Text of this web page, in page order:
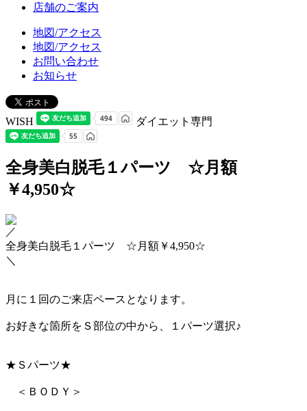
店舗のご案内
地図/アクセス
地図/アクセス
お問い合わせ
お知らせ
WISH ダイエット専門
全身美白脱毛１パーツ ☆月額
￥4,950☆
／
全身美白脱毛１パーツ ☆月額￥4,950☆
＼
月に１回のご来店ペースとなります。
お好きな箇所をＳ部位の中から、１パーツ選択♪
★Ｓパーツ★
＜ＢＯＤＹ＞